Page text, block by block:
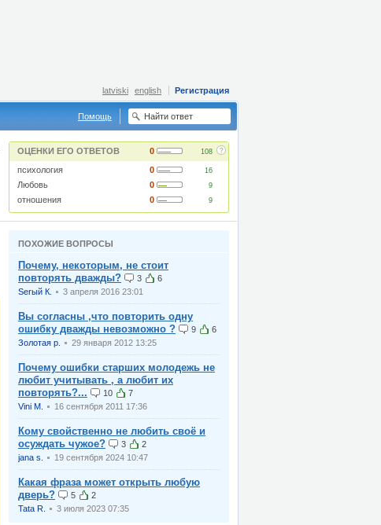
Регистрация
latviski english
Помощь
ОЦЕНКИ ЕГО ОТВЕТОВ 0 108 ?
психология 0 16
Любовь 0 9
отношения 0 9
ПОХОЖИЕ ВОПРОСЫ
Почему, некоторым, не стоит
повторять дважды?
3
6
Serый К.
3 апреля 2016 23:01
Вы согласны ,что повторить одну
ошибку дважды невозможно ?
9
6
Золотая р.
29 января 2012 13:25
Почему ошибки старших молодежь не
любит учитывать , а любит их
повторять?...
10
7
Vini M.
16 сентября 2011 17:36
Кому свойственно не любить своё и
осуждать чужое?
3
2
jana s.
19 сентября 2024 10:47
Какая фраза может открыть любую
дверь?
5
2
Tata R.
3 июля 2023 07:35